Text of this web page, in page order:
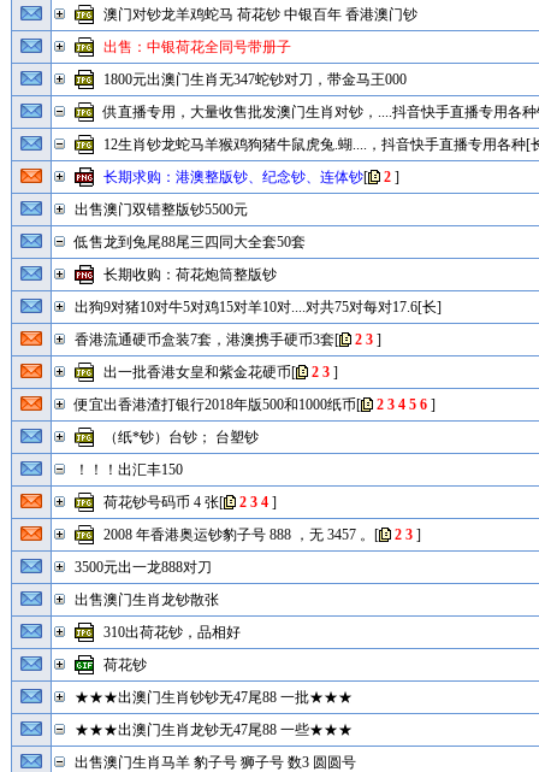
澳门对钞龙羊鸡蛇马 荷花钞 中银百年 香港澳门钞
出售：中银荷花全同号带册子
1800元出澳门生肖无347蛇钞对刀，带金马王000
供直播专用，大量收售批发澳门生肖对钞，....抖音快手直播专用各
12生肖钞龙蛇马羊猴鸡狗猪牛鼠虎兔.蝴....，抖音快手直播专用各种[
长期求购：港澳整版钞、纪念钞、连体钞[ 2]
出售澳门双错整版钞5500元
低售龙到兔尾88尾三四同大全套50套
长期收购：荷花炮筒整版钞
出狗9对猪10对牛5对鸡15对羊10对....对共75对每对17.6[长]
香港流通硬币盒装7套，港澳携手硬币3套[ 2 3]
出一批香港女皇和紫金花硬币[ 2 3]
便宜出香港渣打银行2018年版500和1000纸币[ 2 3 4 5 6]
（纸*钞）台钞； 台塑钞
！！！出汇丰150
荷花钞号码币 4 张[ 2 3 4]
2008 年香港奥运钞豹子号 888 ，无 3457 。 [ 2 3]
3500元出一龙888对刀
出售澳门生肖龙钞散张
310出荷花钞，品相好
荷花钞
★★★出澳门生肖钞钞无47尾88 一批★★★
★★★出澳门生肖龙钞无47尾88 一些★★★
出售澳门生肖马羊 豹子号 狮子号 数3 圆圆号